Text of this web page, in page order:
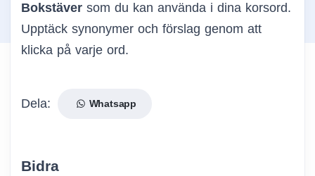
Bokstäver som du kan använda i dina korsord.
Upptäck synonymer och förslag genom att
klicka på varje ord.
Dela: Whatsapp
Bidra